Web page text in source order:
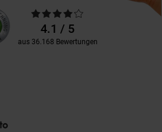
Durchschnittliche
Bewertungen4.1 / 5
aus 36.168 Bewertungen